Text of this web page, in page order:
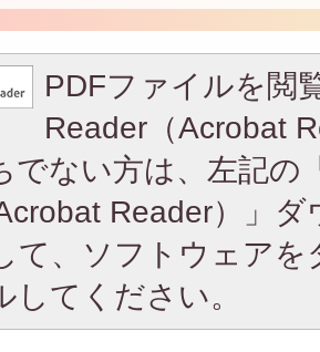
PDFファイルを閲
Reader（Acrobat
でない方は、左記の
Reader）」
て、ソフトウェア
してください。